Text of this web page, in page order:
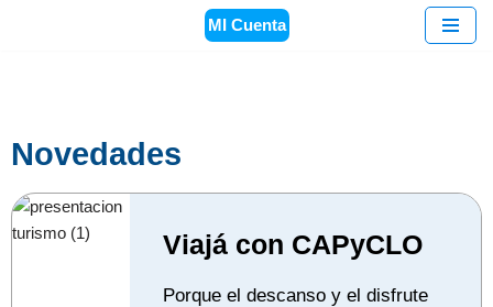
MI Cuenta
Novedades
Viajá con CAPyCLO
Porque el descanso y el disfrute